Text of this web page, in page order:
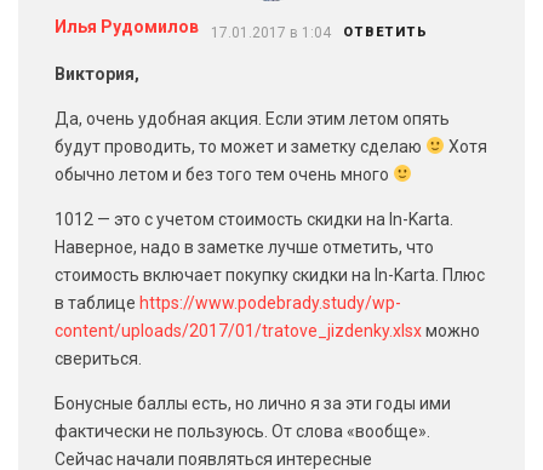
Илья Рудомилов 17.01.2017 в 1:04 ОТВЕТИТЬ
Виктория,
Да, очень удобная акция. Если этим летом опять
будут проводить, то может и заметку сделаю
Хотя
обычно летом и без того тем очень много
1012 — это с учетом стоимость скидки на In-Karta.
Наверное, надо в заметке лучше отметить, что
стоимость включает покупку скидки на In-Karta. Плюс
в таблице https://www.podebrady.study/wp-
content/uploads/2017/01/tratove_jizdenky.xlsxможно
свериться.
Бонусные баллы есть, но лично я за эти годы ими
фактически не пользуюсь. От слова «вообще».
Сейчас начали появляться интересные